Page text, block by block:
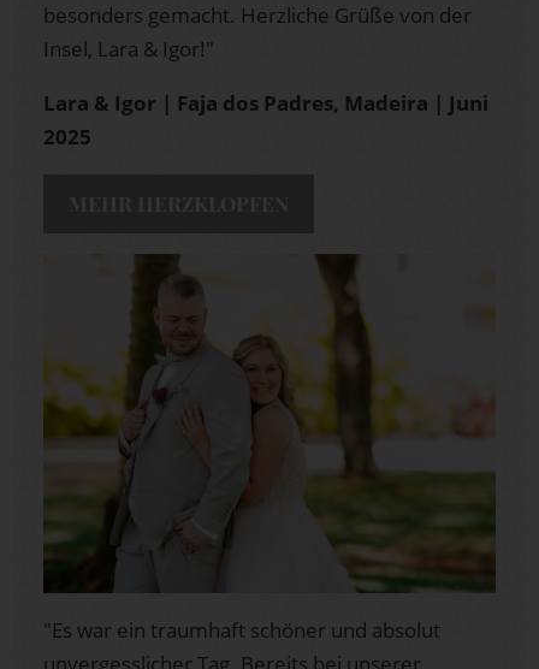
besonders gemacht. Herzliche Grüße von der
Insel, Lara & Igor!"
Lara & Igor | Faja dos Padres, Madeira | Juni
2025
"Es war ein traumhaft schöner und absolut
unvergesslicher Tag. Bereits bei unserer